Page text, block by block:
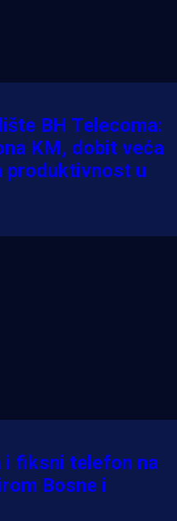
BH Telecoma:
KM, dobit veća
produktivnost u
fiksni telefon na
Bosne i